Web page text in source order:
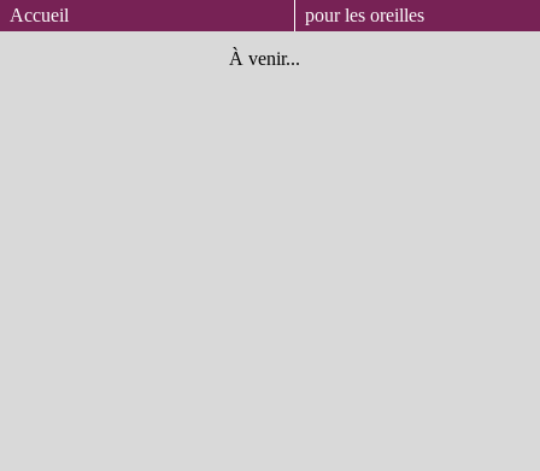
Accueil pour les oreilles
À venir...